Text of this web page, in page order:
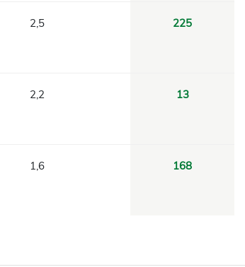
2,5 225
2,2 13
1,6 168